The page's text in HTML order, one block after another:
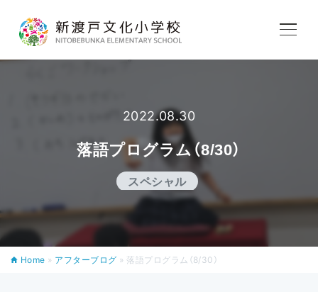
学校紹介
学校生活
2022.08.30
落語プログラム（8/30）
スペシャル
Home » アフターブログ »落語プログラム（8/30）